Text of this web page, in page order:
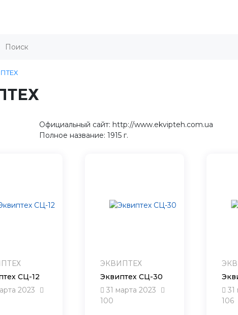
Официальный сайт: http://www.ekvipteh.com.ua
Полное название: 1915 г.
СЦ-12
2023
ЭКВИПТЕХ
Эквиптех СЦ-30
31 марта 2023
100
31
106